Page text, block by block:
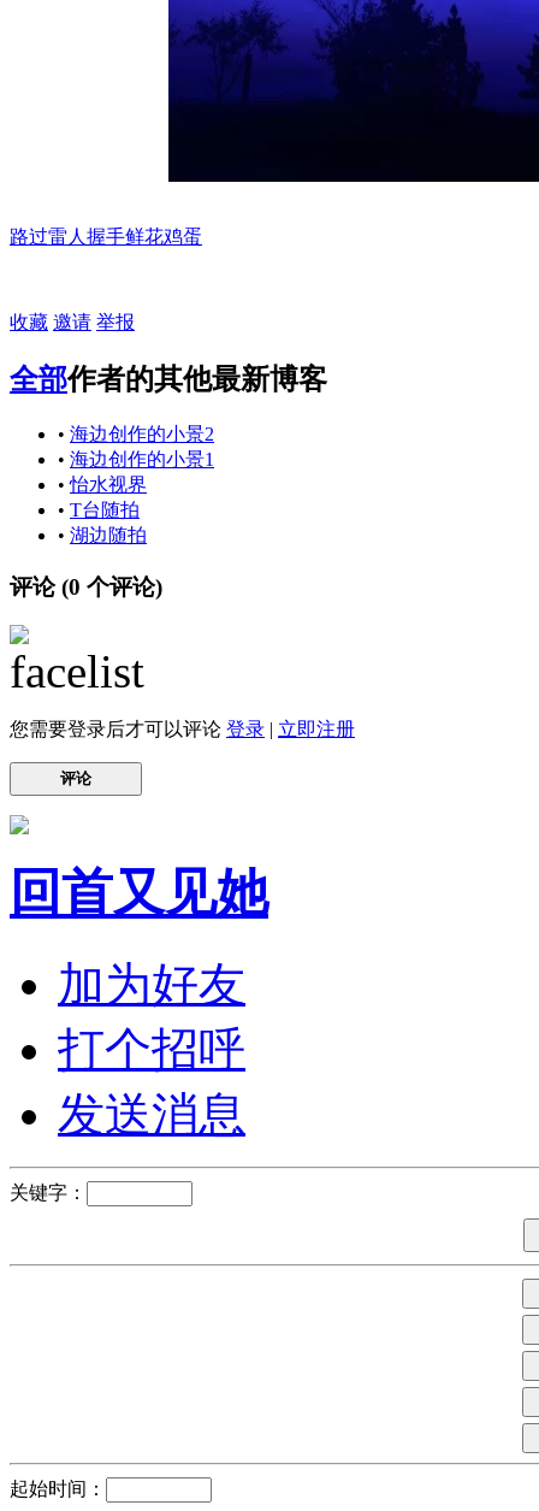
路过雷人 握手鲜花鸡蛋
收藏 邀请 举报
全部作者的其他最新博客
• 海边创作的小景2
• 海边创作的小景1
•怡水视界
• T台随拍
• 湖边随拍
评论 (0 个评论)
您需要登录后才可以评论 登录 立即注册
评论
回首又见她
加为好友
打个招呼
发送消息
关键字：
起始时间：